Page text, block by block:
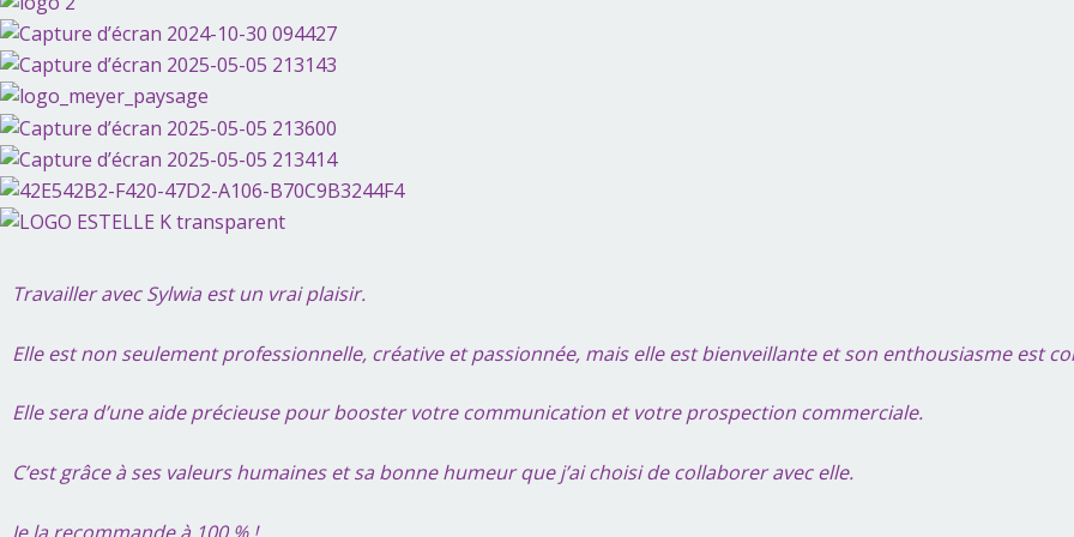
Travailler avec Sylwia est un vrai plaisir.
Elle est non seulement professionnelle, créative et passionnée, mais elle est bienveillante et son enthousiasme est
Elle sera d’une aide précieuse pour booster votre communication et votre prospection commerciale.
C’est grâce à ses valeurs humaines et sa bonne humeur que j’ai choisi de collaborer avec elle.
Je la recommande à 100 % !